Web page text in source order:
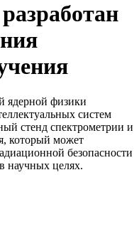
ядерной физики
систем
стенд спектрометрии и
который может
безопасности
научных целях.